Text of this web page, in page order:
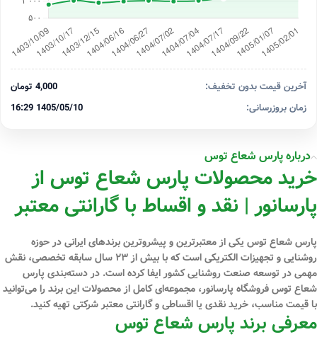
آخرین قیمت بدون تخفیف:
4,000 تومان
زمان بروزرسانی:
1405/05/10 16:29
درباره پارس شعاع توس
خرید محصولات پارس شعاع توس از
پارسانور | نقد و اقساط با گارانتی معتبر
پارس شعاع توس یکی از معتبرترین و پیشروترین برندهای ایرانی در حوزه
روشنایی و تجهیزات الکتریکی است که با بیش از۲۳ سال سابقه تخصصی
، نقش
مهمی در توسعه صنعت روشنایی کشور ایفا کرده است. در دسته‌بندی پارس
شعاع توس فروشگاه پارسانور، مجموعه‌ای کامل از محصولات این برند را می‌توانید
باقیمت مناسب، خرید نقدی یا اقساطی و گارانتی معتبر شرکتی تهیه کنید.
معرفی برند پارس شعاع توس